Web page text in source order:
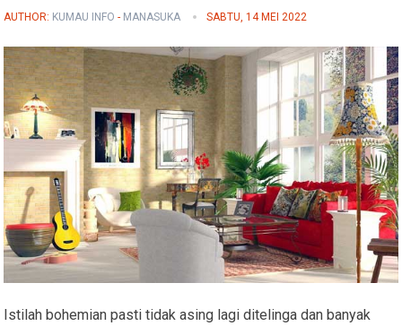
AUTHOR: KUMAU INFO - MANASUKA SABTU, 14 MEI 2022
Istilah bohemian pasti tidak asing lagi ditelinga dan banyak